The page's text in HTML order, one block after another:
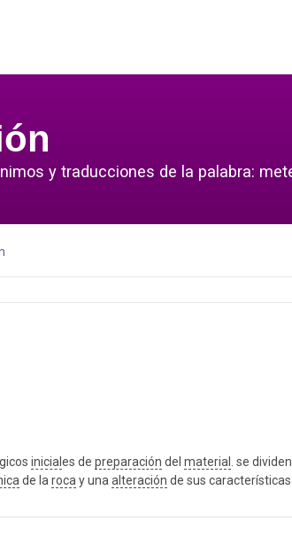
y traducciones de la palabra:
iniciales de preparación del material . se
de larocay unaalteración de sus características